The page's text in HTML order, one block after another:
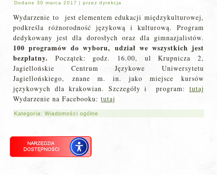
Dodane 30 marca 2017 |przez dyrekcja
Wydarzenie to jest elementem edukacji międzykulturowej,
podkreśla różnorodność językową i kulturową. Program
dedykowany jest dla dorosłych oraz dla gimnazjalistów.
100 programów do wyboru, udział we wszystkich jest
bezpłatny. Początek: godz. 16.00, ul Krupnicza 2,
Jagiellońskie Centrum Językowe Uniwersytetu
Jagiellońskiego, znane m. in. jako miejsce kursów
językowych dla krakowian. Szczegóły i program: tutaj
Wydarzenie na Facebooku:tutaj
Kategoria:Wiadomości ogólne